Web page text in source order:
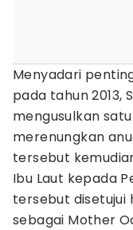
Menyadari
pada tahun 2013,
mengusulkan
merenungkan
tersebut
Ibu Laut kepada
tersebut disetujui
sebagai Mother